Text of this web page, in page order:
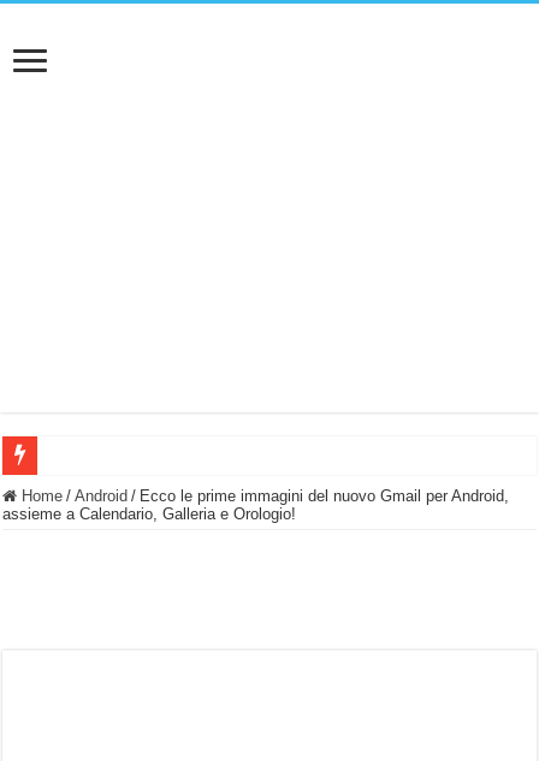
BASTA FATICARE! Questo robot tagliaerba lo appoggi e fa tutto lui! (Senza
Home / Android / Ecco le prime immagini del nuovo Gmail per Android,
assieme a Calendario, Galleria e Orologio!